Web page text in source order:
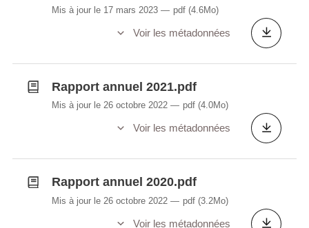
Mis à jour le 17 mars 2023 pdf (4.6Mo)
Voir les métadonnées
Rapport annuel 2021.pdf
Mis à jour le 26 octobre 2022 pdf (4.0Mo)
Voir les métadonnées
Rapport annuel 2020.pdf
Mis à jour le 26 octobre 2022 pdf (3.2Mo)
Voir les métadonnées